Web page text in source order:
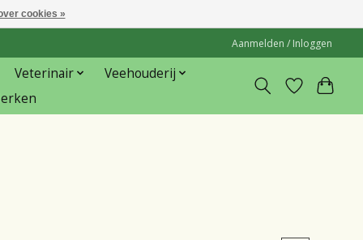
Aanmelden / Inloggen
Veterinair
Veehouderij
cookies »